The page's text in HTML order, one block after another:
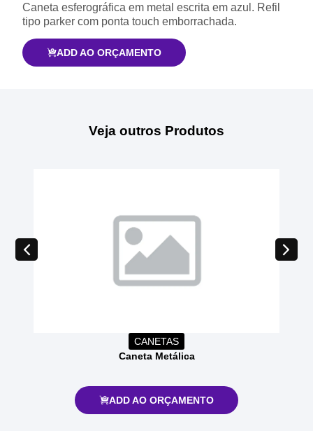
Caneta esferográfica em metal escrita em azul. Refil
tipo parker com ponta touch emborrachada.
ADD AO ORÇAMENTO
Veja outros Produtos
CANETAS
Caneta Metálica
ADD AO ORÇAMENTO